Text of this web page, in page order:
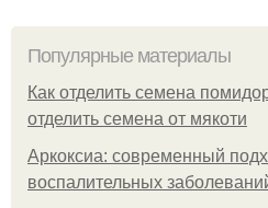
Популярные материалы
Как отделить семена
отделить семена от мякоти
Аркоксиа: современный
воспалительных